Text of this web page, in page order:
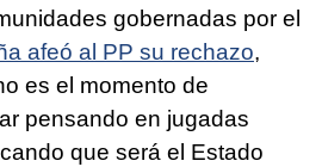
gobernadas por el
afeó al PP su rechazo,
es el momento de
pensando en jugadas
que será el Estado